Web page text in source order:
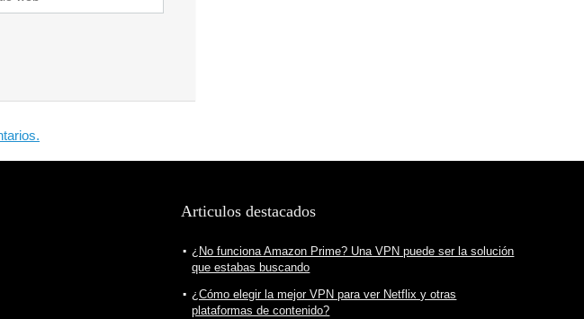
Articulos destacados
¿No funciona Amazon Prime? Una VPN puede ser la solución
que estabas buscando
¿Cómo elegir la mejor VPN para ver Netflix y otras
plataformas de contenido?